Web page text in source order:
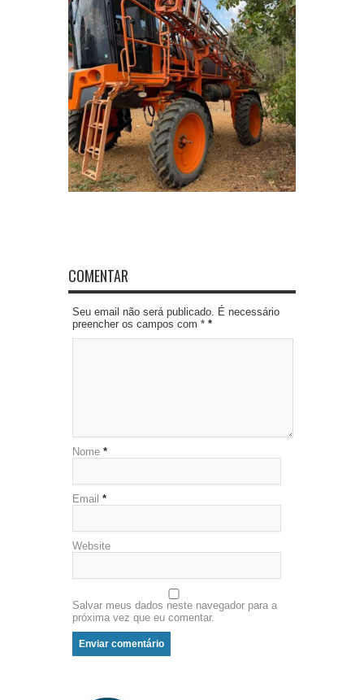
COMENTAR
Seu email não será publicado. É necessário
preencher os campos com * *
Nome *
Email *
Website
Salvar meus dados neste navegador para a
próxima vez que eu comentar.